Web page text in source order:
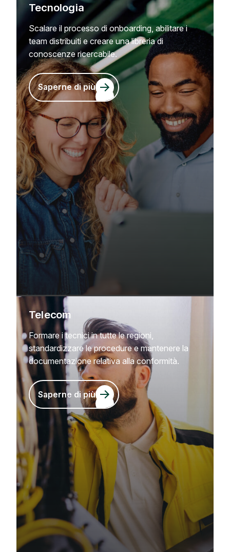
Tecnologia
Scalare il processo di onboarding, abilitare i
team distribuiti e creare una libreria di
conoscenze ricercabile.
Saperne di più
Telecom
Formare i tecnici in tutte le regioni,
standardizzare le procedure e mantenere la
documentazione relativa alla conformità.
Saperne di più